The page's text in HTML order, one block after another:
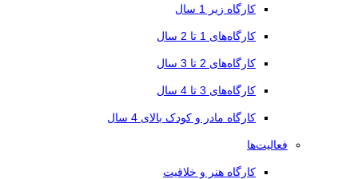
کارگاه زیر 1 سال
کارگاه‌های 1 تا 2 سال
کارگاه‌های 2 تا 3 سال
کارگاه‌های 3 تا 4 سال
کارگاه مادر و کودک بالای 4 سال
فعالیت‌ها
کارگاه هنر و خلاقیت